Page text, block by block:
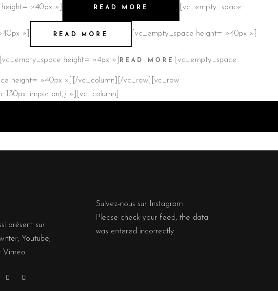
»40px »] READ MORE [vc_empty_space
»] READ MORE [vc_empty_space height= »40px »]
height= »4px »] READ MORE [vc_empty_space
height= »40px »][/vc_column][/vc_row][vc_row
!important;} »][vc_column]
présent sur
Youtube,
Vimeo.
Suivez-nous sur Instagram
Please check your feed, the data
was entered incorrectly.